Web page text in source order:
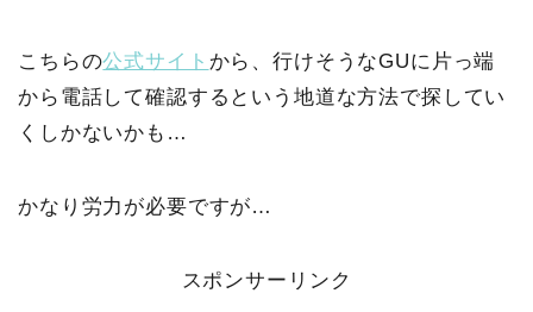
こちらの公式サイト から、行けそうなGUに片っ端
から電話して確認するという地道な方法で探してい
くしかないかも…
かなり労力が必要ですが…
スポンサーリンク